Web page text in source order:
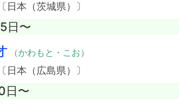
日本（茨城県）〕
日〜
（かわもと・こお）
日本（広島県）〕
日〜